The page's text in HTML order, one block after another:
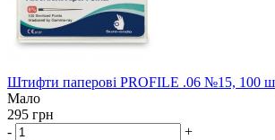
Штифти паперові PROFILE .06 №15, 100
Мало
295 грн
-
+